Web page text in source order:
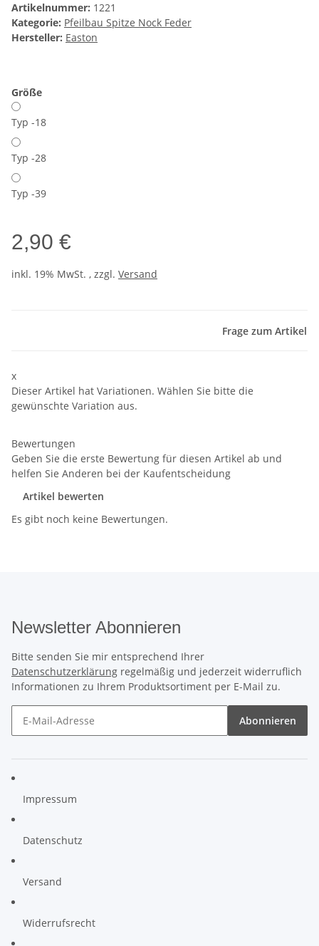
Artikelnummer: 1221
Kategorie: Pfeilbau Spitze Nock Feder
Hersteller: Easton
Größe
Typ -18
Typ -28
Typ -39
2,90 €
inkl. 19% MwSt. , zzgl. Versand
Frage zum Artikel
x
Dieser Artikel hat Variationen. Wählen Sie bitte die
gewünschte Variation aus.
Bewertungen
Geben Sie die erste Bewertung für diesen Artikel ab und
helfen Sie Anderen bei der Kaufentscheidung
Artikel bewerten
Es gibt noch keine Bewertungen.
Newsletter Abonnieren
Bitte senden Sie mir entsprechend Ihrer
Datenschutzerklärung regelmäßig und jederzeit widerruflich
Informationen zu Ihrem Produktsortiment per E-Mail zu.
Abonnieren
Impressum
Datenschutz
Versand
Widerrufsrecht